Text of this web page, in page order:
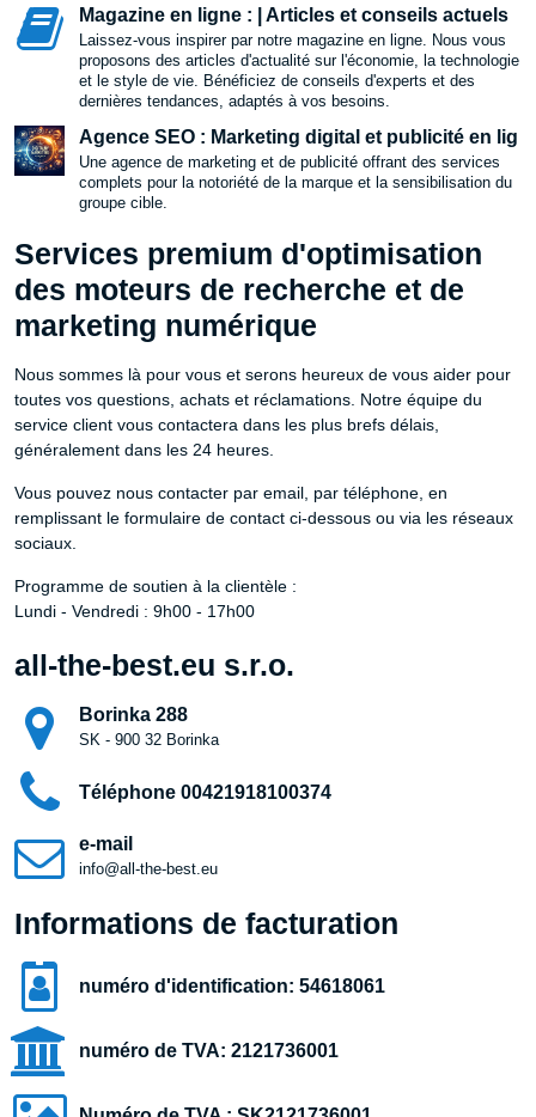
Magazine en ligne : | Articles et conseils actuels
Laissez-vous inspirer par notre magazine en ligne. Nous vous
proposons des articles d'actualité sur l'économie, la technologie
et le style de vie. Bénéficiez de conseils d'experts et des
dernières tendances, adaptés à vos besoins.
Agence SEO : Marketing digital et publicité en lig
Une agence de marketing et de publicité offrant des services
complets pour la notoriété de la marque et la sensibilisation du
groupe cible.
Services premium d'optimisation
des moteurs de recherche et de
marketing numérique
Nous sommes là pour vous et serons heureux de vous aider pour
toutes vos questions, achats et réclamations. Notre équipe du
service client vous contactera dans les plus brefs délais,
généralement dans les 24 heures.
Vous pouvez nous contacter par email, par téléphone, en
remplissant le formulaire de contact ci-dessous ou via les réseaux
sociaux.
Programme de soutien à la clientèle :
Lundi - Vendredi : 9h00 - 17h00
all-the-best.eu s.r.o.
Borinka 288
SK - 900 32 Borinka
Téléphone 00421918100374
e-mail
info@all-the-best.eu
Informations de facturation
numéro d'identification: 54618061
numéro de TVA: 2121736001